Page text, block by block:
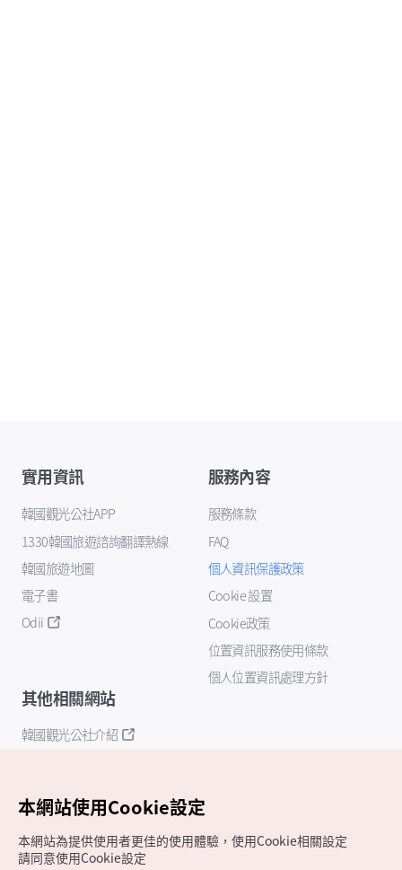
實用資訊
韓國觀光公社APP
1330韓國旅遊諮詢翻譯熱線
韓國旅遊地圖
電子書
Odii
服務內容
服務條款
FAQ
個人資訊保護政策
Cookie 設置
Cookie政策
位置資訊服務使用條款
個人位置資訊處理方針
其他相關網站
韓國觀光公社介紹
本網站使用Cookie設定
本網站為提供使用者更佳的使用體驗，使用Cookie相關設定
請同意使用Cookie設定